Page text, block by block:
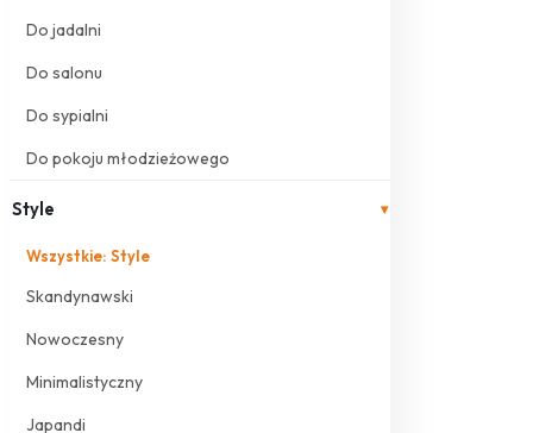
Do jadalni
Do salonu
Do sypialni
Do pokoju młodzieżowego
Style ▾
Wszystkie: Style
Skandynawski
Nowoczesny
Minimalistyczny
Japandi